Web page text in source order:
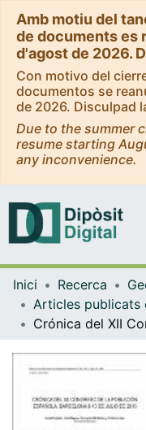
Amb motiu del
de documents es
d'agost de 2026.
Con motivo del
documentos se
de 2026. Disculpad
Due to the summer
resume starting
any inconvenience.
Inici Recerca